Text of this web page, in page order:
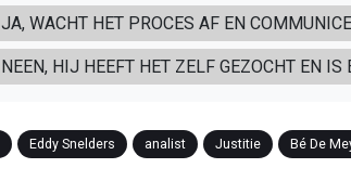
JA, WACHT HET PROCES AF EN
NEEN, HIJ HEEFT HET ZELF GEZOCHT EN IS
Eddy Snelders analist Justitie Bé De